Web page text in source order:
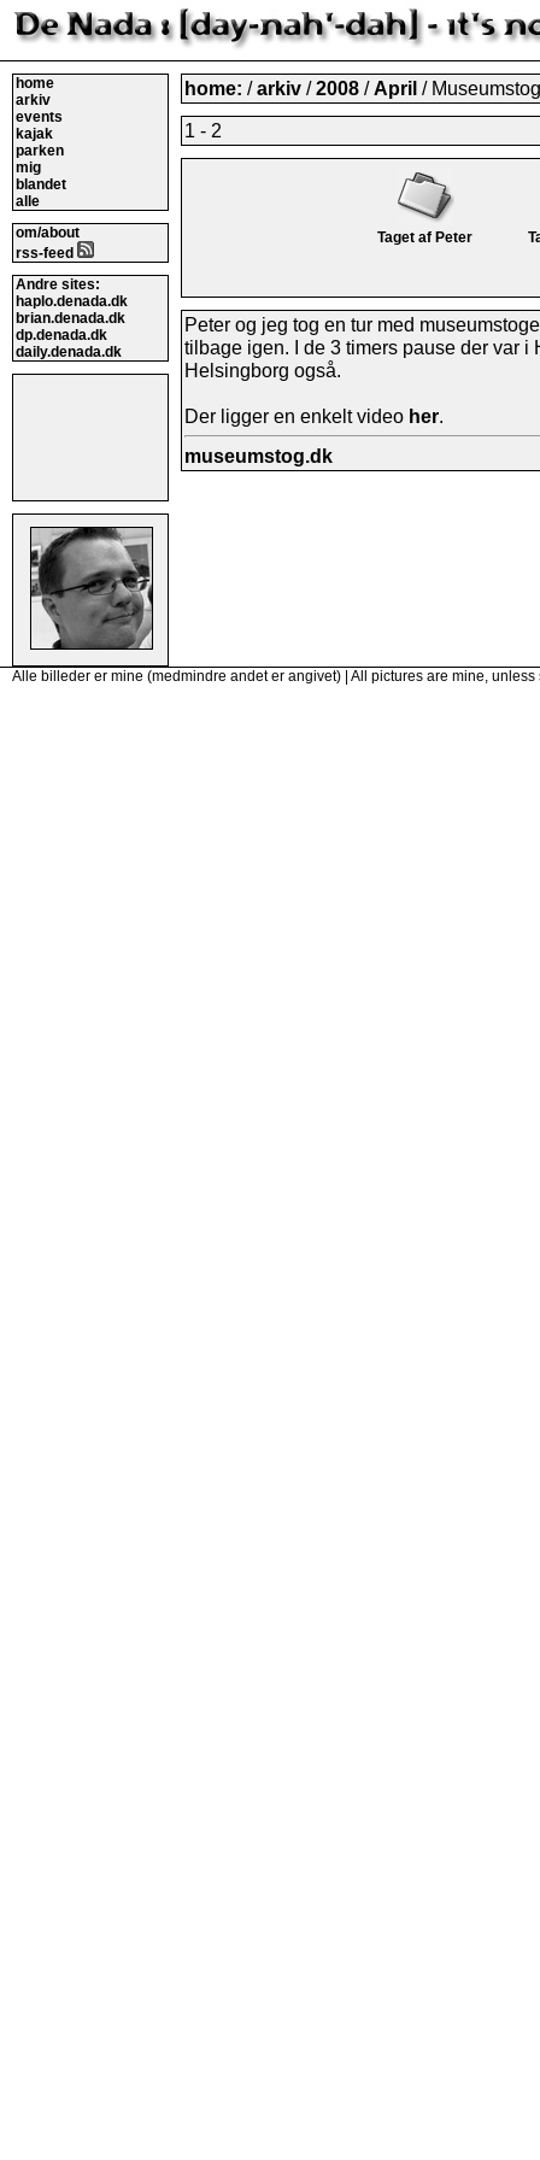
home
arkiv
events
kajak
parken
mig
blandet
alle
om/about
rss-feed
Andre sites:
haplo.denada.dk
brian.denada.dk
dp.denada.dk
daily.denada.dk
home: /arkiv /2008 /April /
1 - 2
Taget af Peter
Peter og jeg tog en tur med
tilbage igen. I de 3 timers pause der var
Helsingborg også.
Der ligger en enkelt video her.
museumstog.dk
Alle billeder er mine (medmindre andet er angivet) | All pictures are mine,